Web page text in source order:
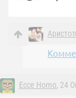
Ecce Homo, 24